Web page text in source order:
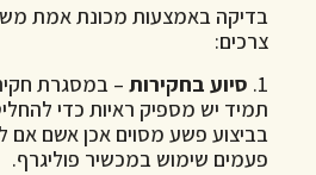
בדיקה באמצעות מכונת אמת
צרכים:
1. סיוע בחקירות – במסגרת
תמיד יש מספיק ראיות כדי
בביצוע פשע מסוים אכן אשם אם
פעמים שימוש במכשיר פוליגרף.